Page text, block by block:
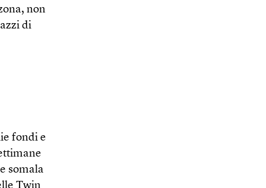
non
di
fondi e
somala